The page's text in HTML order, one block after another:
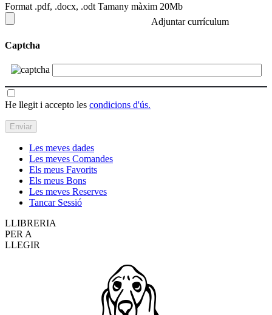
Format .pdf, .docx, .odt Tamany màxim 20Mb
Adjuntar currículum
Captcha
He llegit i accepto les condicions d'ús.
Les meves dades
Les meves Comandes
Els meus Favorits
Els meus Bons
Les meves Reserves
Tancar Sessió
LLIBRERIA
PER A
LLEGIR